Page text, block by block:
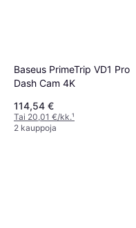
Baseus PrimeTrip VD1 Pro
Dash Cam 4K
114,54 €
Tai 20,01 €/kk.¹
2 kauppoja